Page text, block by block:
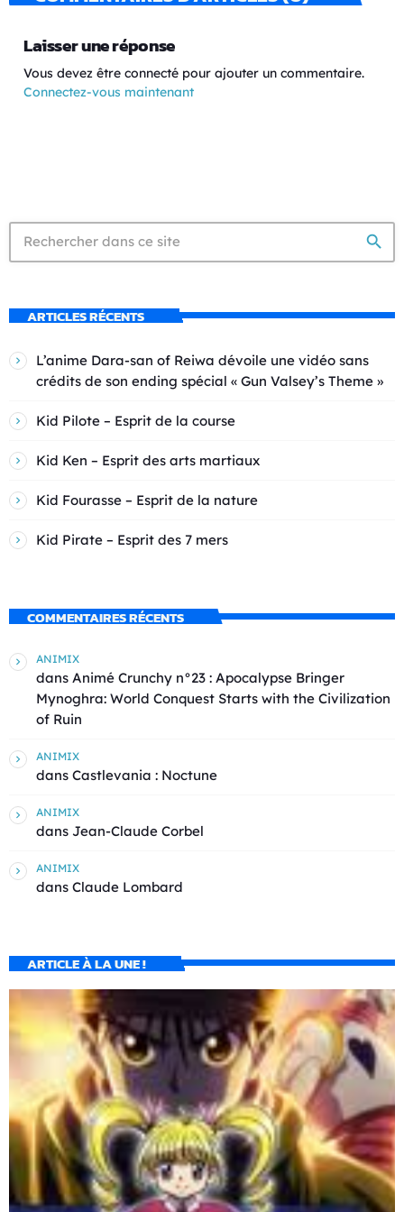
Laisser une réponse
Vous devez être connecté pour ajouter un commentaire.
Connectez-vous maintenant
search
ARTICLES RÉCENTS
L’anime Dara-san of Reiwa dévoile une vidéo sans
crédits de son ending spécial « Gun Valsey’s Theme »
Kid Pilote – Esprit de la course
Kid Ken – Esprit des arts martiaux
Kid Fourasse – Esprit de la nature
Kid Pirate – Esprit des 7 mers
COMMENTAIRES RÉCENTS
ANIMIX
dans Animé Crunchy n°23 : Apocalypse Bringer
Mynoghra: World Conquest Starts with the Civilization
of Ruin
ANIMIX
dans Castlevania : Noctune
ANIMIX
dans Jean-Claude Corbel
ANIMIX
dans Claude Lombard
ARTICLE À LA UNE !